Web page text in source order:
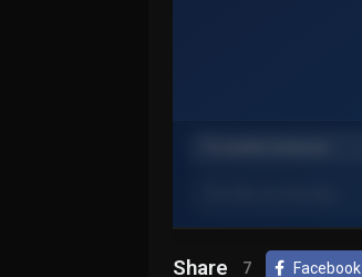
Share 7 Facebook